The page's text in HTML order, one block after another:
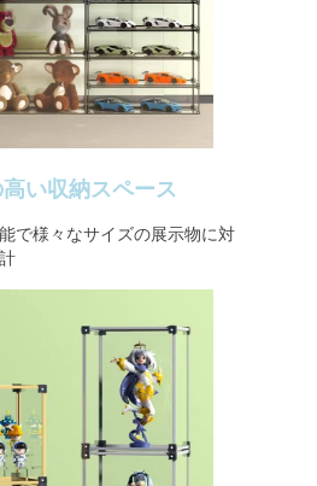
い収納スペース
で様々なサイズの展示物に対